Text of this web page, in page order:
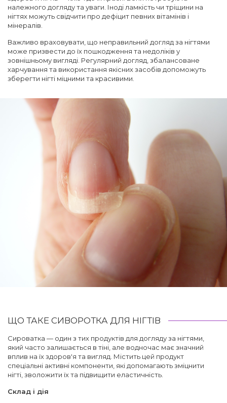
належного догляду та уваги. Іноді ламкість чи тріщини на
нігтях можуть свідчити про дефіцит певних вітамінів і
мінералів.
Важливо враховувати, що неправильний догляд за нігтями
може призвести до їх пошкодження та недоліків у
зовнішньому вигляді. Регулярний догляд, збалансоване
харчування та використання якісних засобів допоможуть
зберегти нігті міцними та красивими.
ЩО ТАКЕ СИВОРОТКА ДЛЯ НІГТІВ
Сироватка — один з тих продуктів для догляду за нігтями,
який часто залишається в тіні, але водночас має значний
вплив на їх здоров'я та вигляд. Містить цей продукт
спеціальні активні компоненти, які допомагають зміцнити
нігті, зволожити їх та підвищити еластичність.
Склад і дія